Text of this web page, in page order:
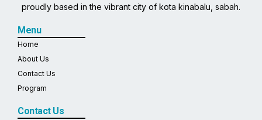
proudly based in the vibrant city of kota kinabalu, sabah.
Menu
Home
About Us
Contact Us
Program
Contact Us